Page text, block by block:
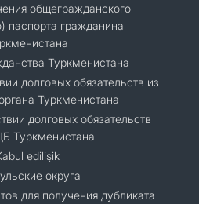
общегражданского
паспорта гражданина
Туркменистана
долговых обязательств из
Туркменистана
долговых обязательств
Туркменистана
edilişik
округа
для получения дубликата